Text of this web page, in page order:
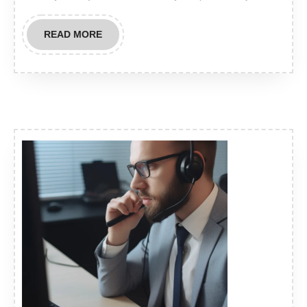
READ MOREREAD
MORE